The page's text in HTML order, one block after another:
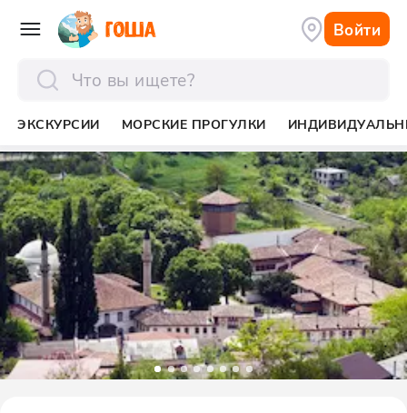
Войти
ЭКСКУРСИИ МОРСКИЕ ПРОГУЛКИ